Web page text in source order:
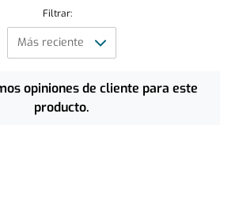
Filtrar:
opiniones de cliente para este
producto.